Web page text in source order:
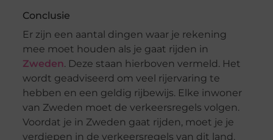
Conclusie
Er zijn een aantal dingen waar je rekening
mee moet houden als je gaat rijden in
Zweden. Deze staan hierboven vermeld. Het
wordt geadviseerd om veel rijervaring te
hebben en een geldig rijbewijs. Elke inwoner
van Zweden moet de verkeersregels volgen.
Voordat je in Zweden gaat rijden, moet je je
verdiepen in de verkeersregels van dit land.